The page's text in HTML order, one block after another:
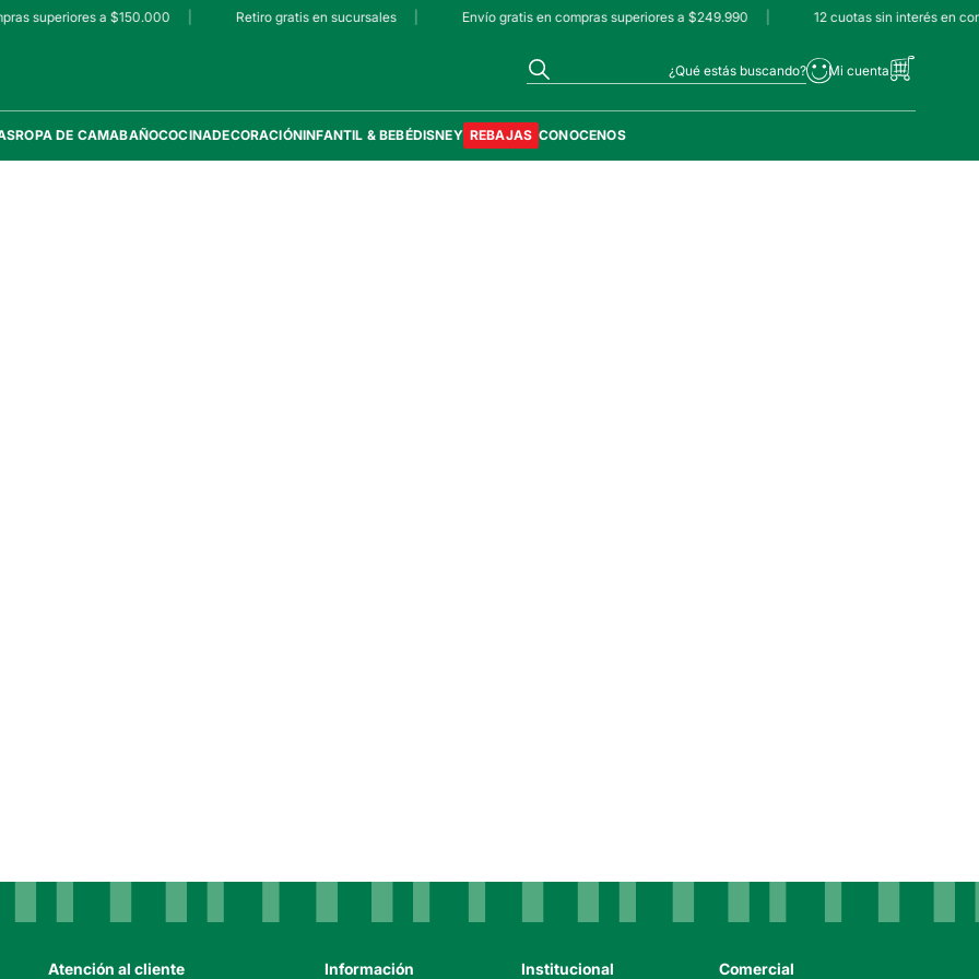
superiores a $150.000 Retiro gratis en sucursales Envío gratis en compras superiores a $249.990 12 cuotas sin interés en
¿Qué estás buscando?
ROPA DE CAMABAÑOCOCINADECORACIÓNINFANTIL & BEBÉDISNEY REBAJAS CONOCENOS
Atención al cliente Información Institucional Comercial